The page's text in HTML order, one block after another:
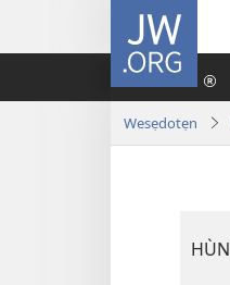
JW.ORG
Wesẹdotẹn
HÙN